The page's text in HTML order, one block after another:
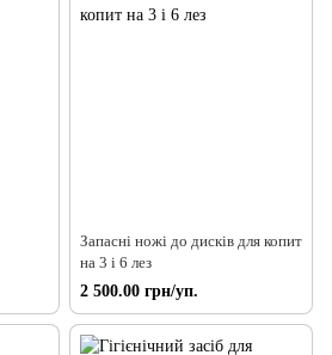
Запасні ножі до дисків для копит
на 3 і 6 лез
2 500.00 грн/уп.